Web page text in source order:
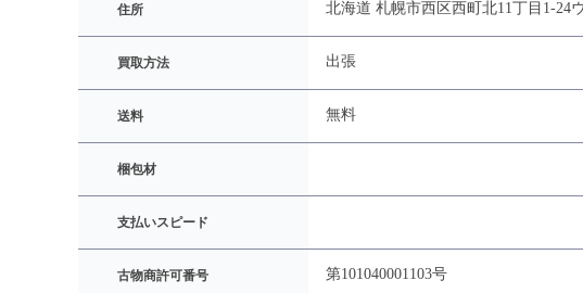
住所 北海道 札幌市西区西町北11丁目1-24
買取方法 出張
送料 無料
梱包材
支払いスピード
古物商許可番号 第101040001103号